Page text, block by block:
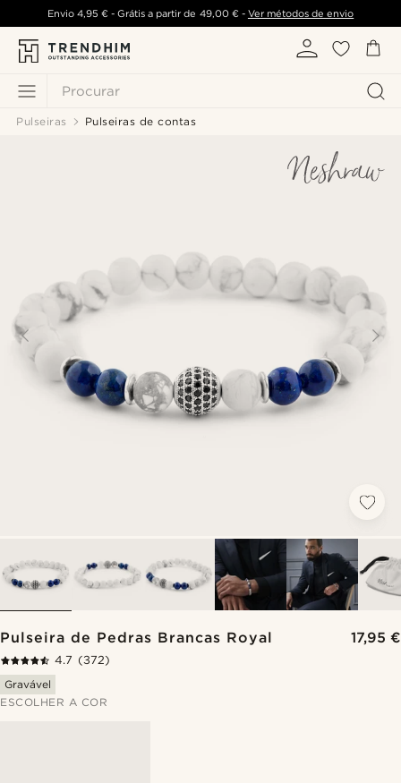
Procurar
Envio 4,95 €- Grátis a partir de 49,00 €- Ver métodos de envio
Pulseiras Pulseiras de contas
Pulseira de Pedras Brancas Royal 17,95 €
4.7 (372)
Gravável
ESCOLHER A COR